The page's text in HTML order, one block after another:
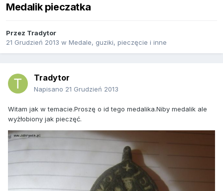
Medalik pieczatka
Przez Tradytor
21 Grudzień 2013 w Medale, guziki, pieczęcie i inne
Tradytor
Napisano 21 Grudzień 2013
Witam jak w temacie.Proszę o id tego medalika.Niby medalik ale
wyżłobiony jak pieczęć.